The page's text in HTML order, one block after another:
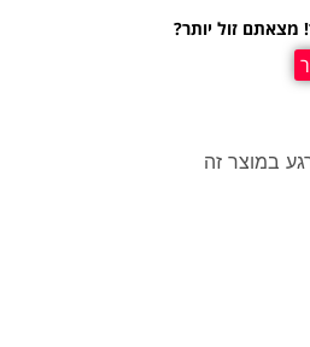
מצאתם זול יותר?
במוצר זה